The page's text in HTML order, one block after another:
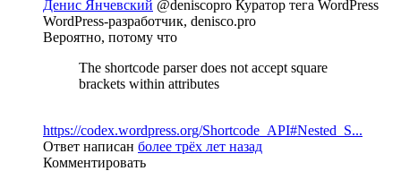
Денис Янчевский @deniscopro Куратор тега WordPress
WordPress-разработчик, denisco.pro
Вероятно, потому что
The shortcode parser does not accept square
brackets within attributes
https://codex.wordpress.org/Shortcode_API#Nested_S...
Ответ написан более трёх лет назад
Комментировать